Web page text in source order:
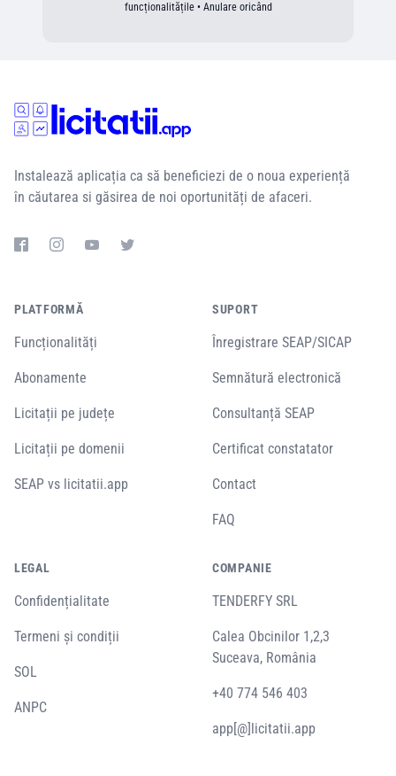
funcționalitățile • Anulare oricând
Instalează aplicația ca să beneficiezi de o noua experiență
în căutarea si găsirea de noi oportunități de afaceri.
PLATFORMĂ
Funcționalități
Abonamente
Licitații pe județe
Licitații pe domenii
SEAP vs licitatii.app
SUPORT
Înregistrare SEAP/SICAP
Semnătură electronică
Consultanță SEAP
Certificat constatator
Contact
FAQ
LEGAL
Confidențialitate
Termeni și condiții
SOL
ANPC
COMPANIE
TENDERFY SRL
Calea Obcinilor 1,2,3
Suceava, România
+40 774 546 403
app[@]licitatii.app